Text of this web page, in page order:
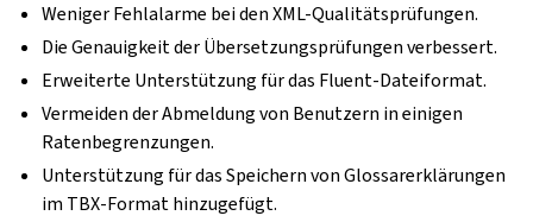
Weniger Fehlalarme bei den XML-Qualitätsprüfungen.
Die Genauigkeit der Übersetzungsprüfungen verbessert.
Erweiterte Unterstützung für das Fluent-Dateiformat.
Vermeiden der Abmeldung von Benutzern in einigen
Ratenbegrenzungen.
Unterstützung für das Speichern von Glossarerklärungen
im TBX-Format hinzugefügt.